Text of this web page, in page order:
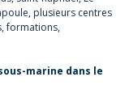
plusieurs centres
formations,
marine dans le